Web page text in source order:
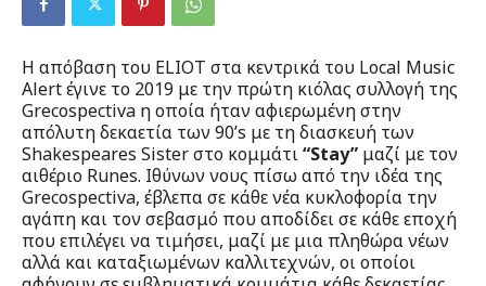
H απόβαση του ELIOT στα κεντρικά του Local Music
Alert έγινε το 2019 με την πρώτη κιόλας συλλογή της
Grecospectiva η οποία ήταν αφιερωμένη στην
απόλυτη δεκαετία των 90’s με τη διασκευή των
Shakespeares Sister στο κομμάτι“Stay” μαζί με τον
αιθέριο Runes. Ιθύνων νους πίσω από την ιδέα της
Grecospectiva, έβλεπα σε κάθε νέα κυκλοφορία την
αγάπη και τον σεβασμό που αποδίδει σε κάθε εποχή
που επιλέγει να τιμήσει, μαζί με μια πληθώρα νέων
αλλά και καταξιωμένων καλλιτεχνών, οι οποίοι